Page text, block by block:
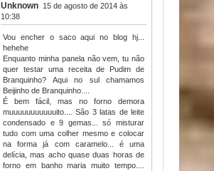
Unknown 15 de agosto de 2014 às
10:38
Vou encher o saco aqui no blog hj...
hehehe
Enquanto minha panela não vem, tu não
quer testar uma receita de Pudim de
Branquinho? Aqui no sul chamamos
Beijinho de Branquinho....
É bem fácil, mas no forno demora
muuuuuuuuuuuito.... São 3 latas de leite
condensado e 9 gemas... só misturar
tudo com uma colher mesmo e colocar
na forma já com caramelo... é uma
delícia, mas acho quase duas horas de
forno em banho maria muito tempo....